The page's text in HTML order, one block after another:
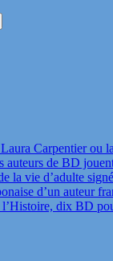
Carpentier ou
auteurs de BD
la vie d’adulte
d’un auteur
l’Histoire, dix BD